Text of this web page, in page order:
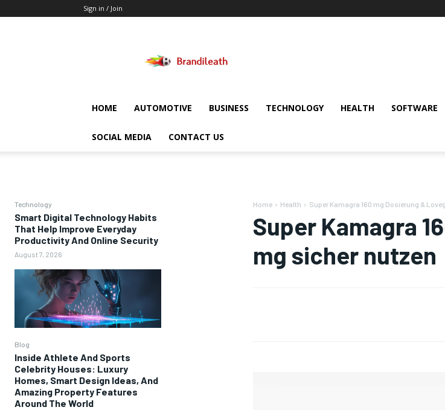
Sign in / Join
HOME AUTOMOTIVE BUSINESS TECHNOLOGY HEALTH SOFTWARE
SOCIAL MEDIA CONTACT US
Technology
Smart Digital Technology Habits
That Help Improve Everyday
Productivity And Online Security
August 7, 2026
Blog
Inside Athlete And Sports
Celebrity Houses: Luxury
Homes, Smart Design Ideas, And
Amazing Property Features
Around The World
Home Health Super Kamagra 160 mg Dosierung &
Super Kamagra
mg sicher nutzen